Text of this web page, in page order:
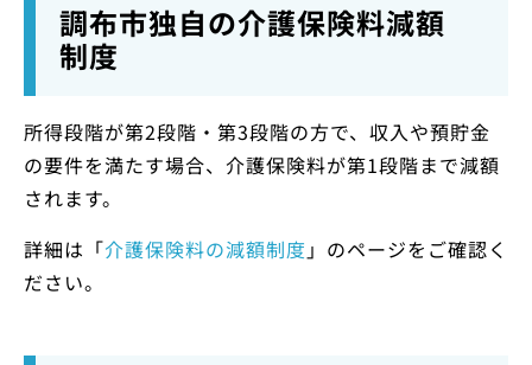
調布市独自の介護保険料減額
制度
所得段階が第2段階・第3段階の方で、収入や預貯金
の要件を満たす場合、介護保険料が第1段階まで減額
されます。
詳細は「介護保険料の減額制度 」のページをご確認く
ださい。